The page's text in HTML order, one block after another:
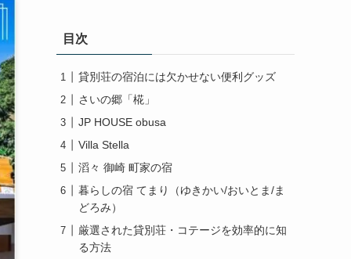
目次
貸別荘の宿泊には欠かせない便利グッズ
さいの郷「椛」
JP HOUSE obusa
Villa Stella
滔々 御崎 町家の宿
暮らしの宿 てまり（ゆきかい/おいとま/ま
どろみ）
厳選された貸別荘・コテージを効率的に知
る方法